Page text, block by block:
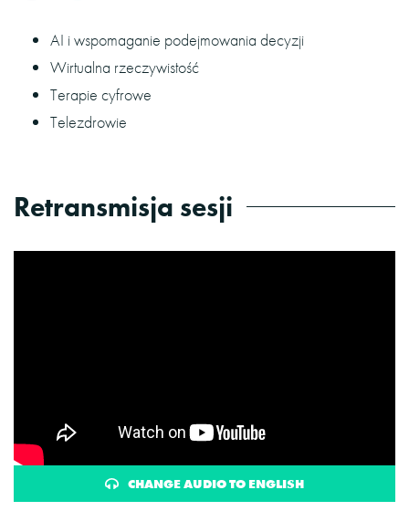
AI i wspomaganie podejmowania decyzji
Wirtualna rzeczywistość
Terapie cyfrowe
Telezdrowie
Retransmisja sesji
CHANGE AUDIO TO ENGLISH